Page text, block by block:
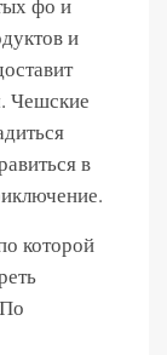
фо и
и
Чешские
в
которой